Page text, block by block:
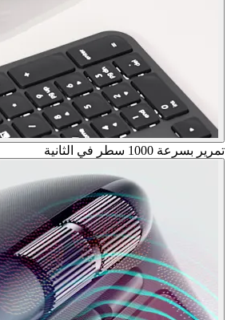
تمرير بسرعة 1000 سطر في الثانية